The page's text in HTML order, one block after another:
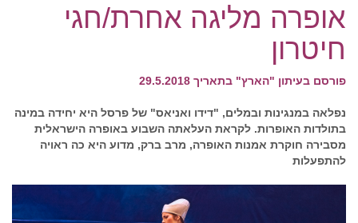
אופרה מליגה אחרת/חגי
חיטרון
פורסם בעיתון "הארץ" בתאריך 29.5.2018
נפלאה במנגינות ובמלים, "דידו ואניאס" של פרסל היא יחידה במינה
בתולדות האופרות. לקראת העלאתה השבוע באופרה הישראלית
מסבירה חוקרת אמנות האופרה, מרב ברק, מדוע היא כה ראויה
להתפעלות